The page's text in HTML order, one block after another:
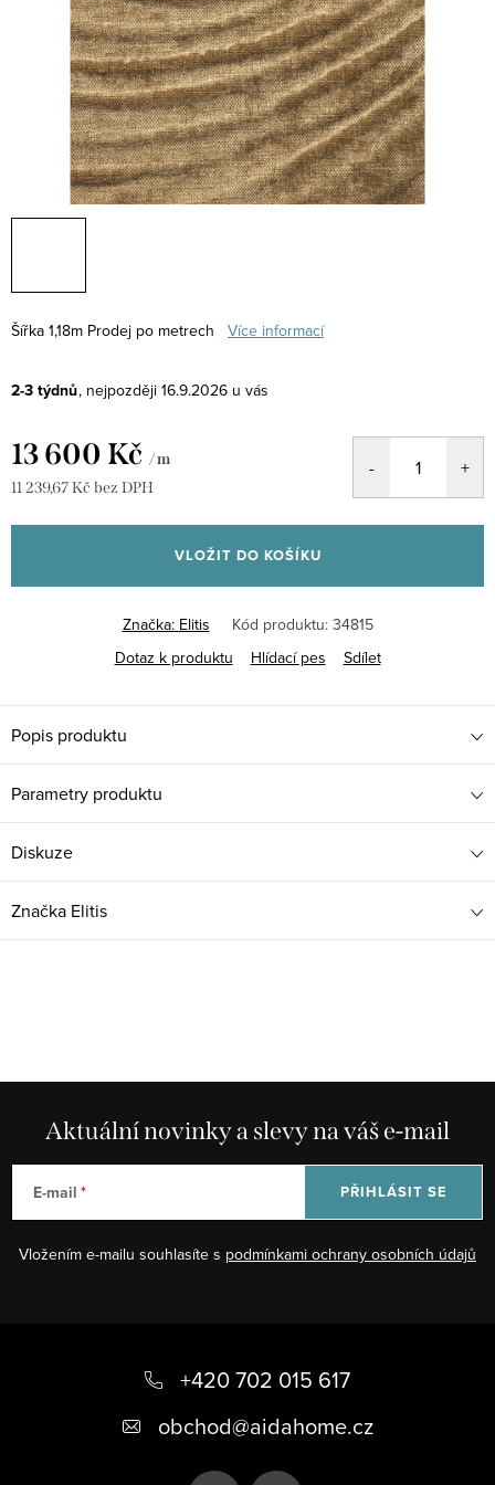
Šířka 1,18m Prodej po metrech Více informací
2-3 týdnů 16.9.2026
13 600 Kč / m
11 239,67 Kč bez DPH
cena:
VLOŽIT DO KOŠÍKU
Značka: Elitis Kód produktu: 34815
Dotaz k produktu
Hlídací pes Sdílet
Popis produktu
Parametry produktu
Diskuze
Značka Elitis
Aktuální novinky a slevy na váš e-mail
E-mail
Vložením e-mailu souhlasíte s podmínkami ochrany osobních údajů
PŘIHLÁSIT SE
+420 702 015 617
obchod@aidahome.cz